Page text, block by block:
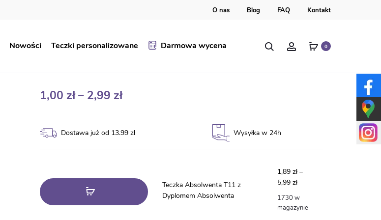
O nas Blog FAQ Kontakt
Nowości Teczki personalizowane Darmowa wycena Szukaj Account0
1,00 zł– 2,99 złZakres
od
2,99 zł
Dostawa już od 13.99 zł Wysyłka w 24h
Teczka Absolwenta T11 z
Dyplomem Absolwenta
1,89 zł –
5,99 złZakres
od
1,89 zł
1730 w
magazynie